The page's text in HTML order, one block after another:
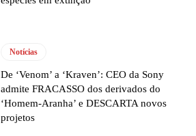
Notícias
De ‘Venom’ a ‘Kraven’: CEO da Sony
admite FRACASSO dos derivados do
‘Homem-Aranha’ e DESCARTA novos
projetos